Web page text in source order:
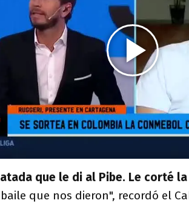
que le di al Pibe. Le corté
baile que nos dieron", recordó el